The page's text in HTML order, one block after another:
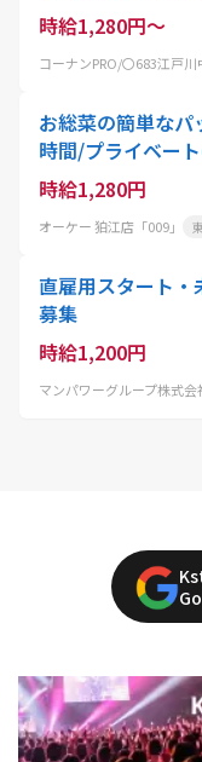
時給1,280円～
コーナンPRO/〇683江戸
お総菜の簡単な
時間/プライベー
時給1,280円
オーケー 狛江店「009」
直雇用スタート
募集
時給1,200円
マンパワーグループ株式会